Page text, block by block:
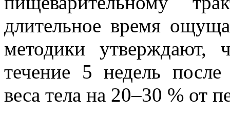
длительное время
методики
течение 5 недель
веса тела на 20–30 % от